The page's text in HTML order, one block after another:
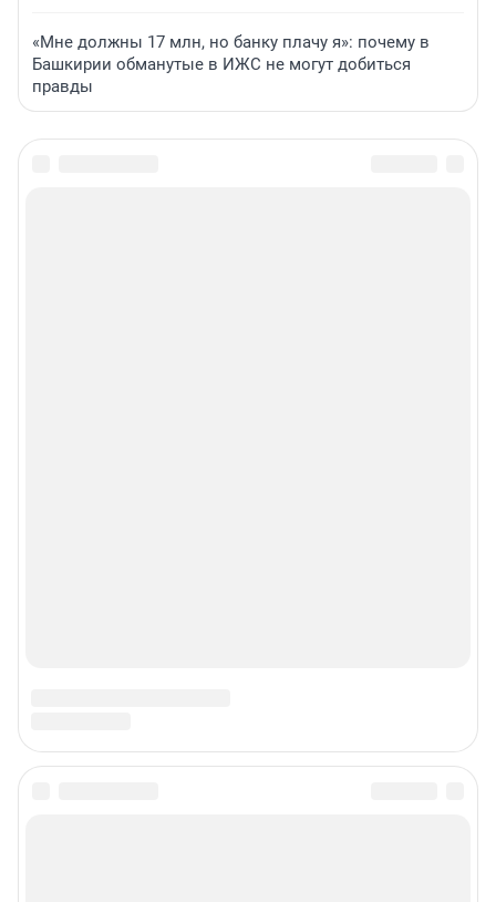
«Мне должны 17 млн, но банку плачу я»: почему в
Башкирии обманутые в ИЖС не могут добиться
правды